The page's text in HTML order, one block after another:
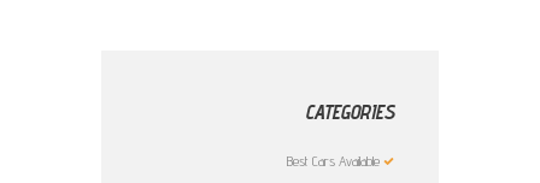
CATEGORIES
Best Cars Available